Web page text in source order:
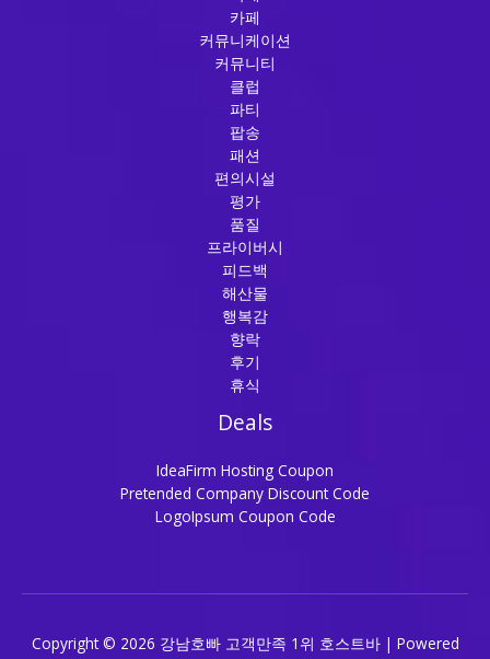
카페
커뮤니케이션
커뮤니티
클럽
파티
팝송
패션
편의시설
평가
품질
프라이버시
피드백
해산물
행복감
향락
후기
휴식
Deals
IdeaFirm Hosting Coupon
Pretended Company Discount Code
LogoIpsum Coupon Code
Copyright © 2026 강남호빠 고객만족 1위 호스트바 | Powered